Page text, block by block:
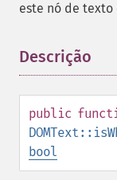
este nó de texto
Descrição
public
bool